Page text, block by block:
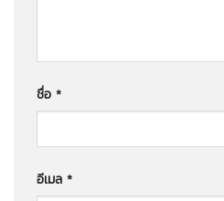
ชื่อ *
อีเมล *